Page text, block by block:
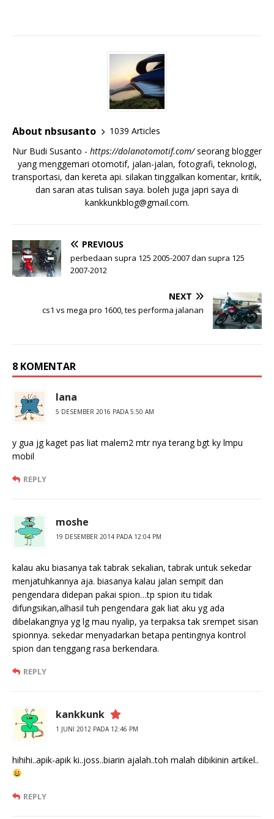
About nbsusanto
1039 Articles
Nur Budi Susanto - https://dolanotomotif.com/seorang blogger
yang menggemari otomotif, jalan-jalan, fotografi, teknologi,
transportasi, dan kereta api. silakan tinggalkan komentar, kritik,
dan saran atas tulisan saya. boleh juga japri saya di
kankkunkblog@gmail.com.
PREVIOUS
perbedaan supra 125 2005-2007 dan supra 125
2007-2012
NEXT
cs1 vs mega pro 1600, tes performa jalanan
8 KOMENTAR
lana
5 DESEMBER 2016 PADA 5:50 AM
y gua jg kaget pas liat malem2 mtr nya terang bgt ky lmpu
mobil
REPLY
moshe
19 DESEMBER 2014 PADA 12:04 PM
kalau aku biasanya tak tabrak sekalian, tabrak untuk sekedar
menjatuhkannya aja. biasanya kalau jalan sempit dan
pengendara didepan pakai spion…tp spion itu tidak
difungsikan,alhasil tuh pengendara gak liat aku yg ada
dibelakangnya yg lg mau nyalip, ya terpaksa tak srempet sisan
spionnya. sekedar menyadarkan betapa pentingnya kontrol
spion dan tenggang rasa berkendara.
REPLY
kankkunk
1 JUNI 2012 PADA 12:46 PM
hihihi..apik-apik ki..joss..biarin ajalah..toh malah dibikinin artikel..
REPLY